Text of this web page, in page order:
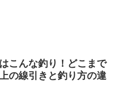
こんな釣り！どこまで
の線引きと釣り方の違